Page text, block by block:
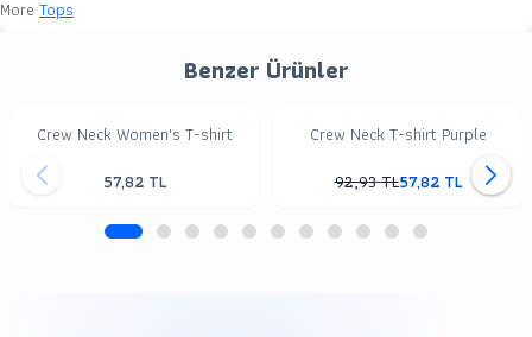
More Tops
Benzer Ürünler
Crew Neck Women's T-shirt
57,82 TL
Crew Neck T-shirt Purple
92,93TL57,82 TL